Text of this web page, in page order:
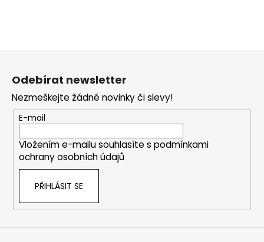
Z
Odebírat newsletter
Nezmeškejte žádné novinky či slevy!
E-mail
Vložením e-mailu souhlasíte s podmínkami
ochrany osobních údajů
PŘIHLÁSIT SE